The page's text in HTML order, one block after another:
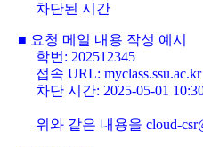
차단된 시간
■ 요청 메일 내용 작성 예시
학번: 202512345
접속 URL: myclass.ssu.ac.kr
차단 시간: 2025-05-01
위와 같은 내용을 cloud-